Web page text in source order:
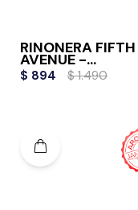
RIÑONERA FIFTH
AVENUE -
BUCKSHOT CAMO
$ 894 $ 1.490